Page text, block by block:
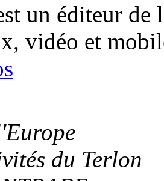
un éditeur de
vidéo et
du Terlon